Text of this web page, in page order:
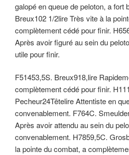
galopé en queue de peloton, a fort
Breux102 1/2lire Très vite à la
complètement cédé pour finir.
Après avoir figuré au sein du
utile pour finir.
F51453,5S. Breux918,lire
complètement cédé pour finir.
Pecheur24Têtelire Attentiste en
convenablement. F764C.
Après avoir attendu au sein du
convenablement. H7859,5C.
la pointe du combat, a